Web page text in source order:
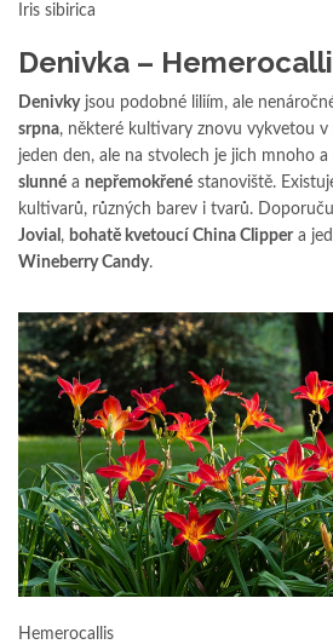
Iris sibirica
Denivka –
Denivkyjsou podobné liliím, ale
srpna, některé kultivary znovu vykvetou v
jeden den, ale na stvolech je jich mnoho
slunné a nepřemokřené stanoviště.
kultivarů, různých barev i tvarů.
Jovial , bohatě kvetoucí China Clipper a
Wineberry Candy.
Hemerocallis